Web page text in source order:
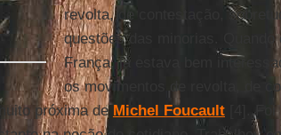
revolta, de contestação,
questões das minorias. Quando
França, já estava bem
os movimentos de revolta, de
próxima deMichel Foucault[4]. Foi